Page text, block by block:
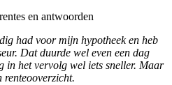
en antwoorden
had voor mijn hypotheek en heb
Dat duurde wel even een dag
in het vervolg wel iets sneller. Maar
renteooverzicht.